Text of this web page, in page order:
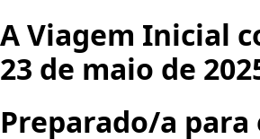
A Viagem Inicial
23 de maio de
Preparado/a